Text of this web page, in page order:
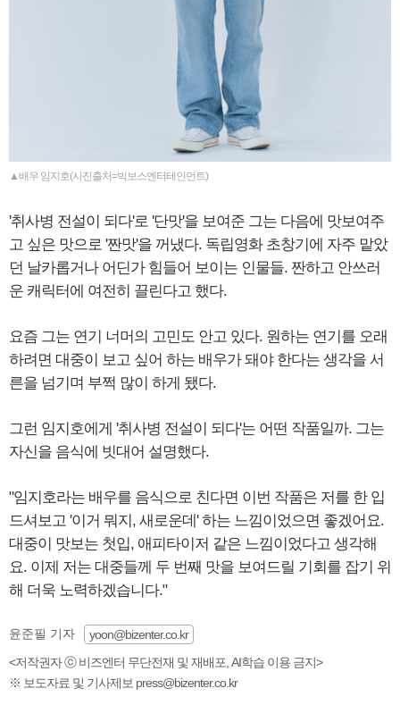
▲배우 임지호(사진출처=빅보스엔터테인먼트)
'취사병 전설이 되다'로 '단맛'을 보여준 그는 다음에 맛보여주
고 싶은 맛으로 '짠맛'을 꺼냈다. 독립영화 초창기에 자주 맡았
던 날카롭거나 어딘가 힘들어 보이는 인물들. 짠하고 안쓰러
운 캐릭터에 여전히 끌린다고 했다.
요즘 그는 연기 너머의 고민도 안고 있다. 원하는 연기를 오래
하려면 대중이 보고 싶어 하는 배우가 돼야 한다는 생각을 서
른을 넘기며 부쩍 많이 하게 됐다.
그런 임지호에게 '취사병 전설이 되다'는 어떤 작품일까. 그는
자신을 음식에 빗대어 설명했다.
"임지호라는 배우를 음식으로 친다면 이번 작품은 저를 한 입
드셔보고 '이거 뭐지, 새로운데' 하는 느낌이었으면 좋겠어요.
대중이 맛보는 첫입, 애피타이저 같은 느낌이었다고 생각해
요. 이제 저는 대중들께 두 번째 맛을 보여드릴 기회를 잡기 위
해 더욱 노력하겠습니다."
윤준필 기자
yoon@bizenter.co.kr
<저작권자 ⓒ 비즈엔터 무단전재 및 재배포, AI학습 이용 금지>
※ 보도자료 및 기사제보 press@bizenter.co.kr